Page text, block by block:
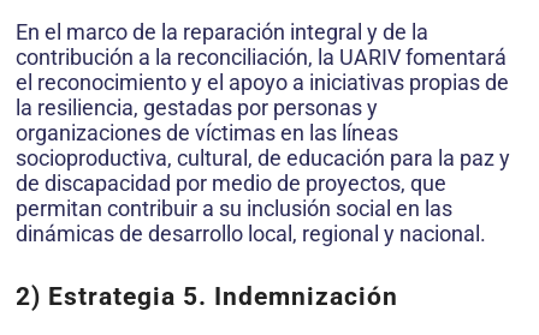
En el marco de la reparación integral y de la
contribución a la reconciliación, la UARIV fomentará
el reconocimiento y el apoyo a iniciativas propias de
la resiliencia, gestadas por personas y
organizaciones de víctimas en las líneas
socioproductiva, cultural, de educación para la paz y
de discapacidad por medio de proyectos, que
permitan contribuir a su inclusión social en las
dinámicas de desarrollo local, regional y nacional.
2) Estrategia 5. Indemnización